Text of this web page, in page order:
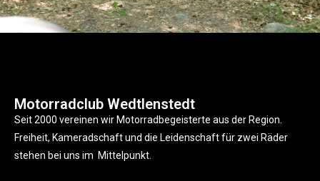
Motorradclub Wedtlenstedt
Seit 2000 vereinen wir Motorradbegeisterte aus der Region.
Freiheit, Kameradschaft und die Leidenschaft für zwei Räder
stehen bei uns im Mittelpunkt.